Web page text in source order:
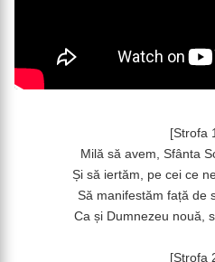
[Strofa
Milă să avem, Sfânta
Și să iertăm, pe cei ce
Să manifestăm față de
Ca și Dumnezeu nouă,
[Strofa